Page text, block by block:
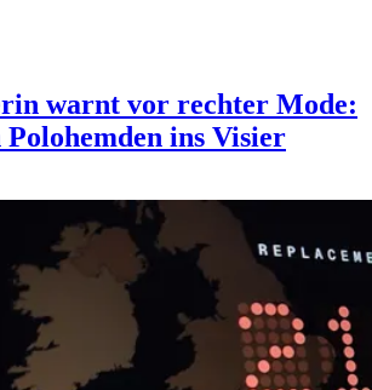
warnt vor rechter Mode:
ins Visier